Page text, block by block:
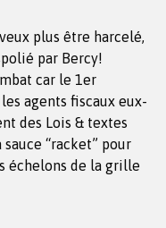
plus être harcelé,
par Bercy!
car le 1er
les agents fiscaux eux-
des Lois & textes
“racket” pour
échelons de la grille